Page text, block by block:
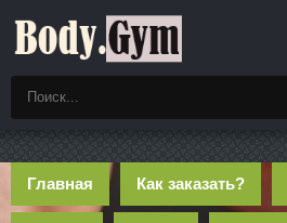
Главная Как заказать?